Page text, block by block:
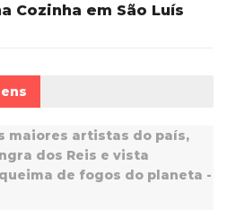
Cozinha em São Luís